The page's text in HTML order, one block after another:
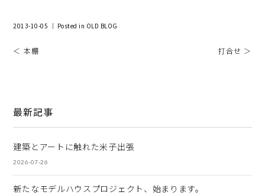
2013-10-05 ｜ Posted in OLD BLOG
＜ 本棚 打合せ ＞
最新記事
建築とアートに触れた米子出張
2026-07-26
新たなモデルハウスプロジェクト、始まります。